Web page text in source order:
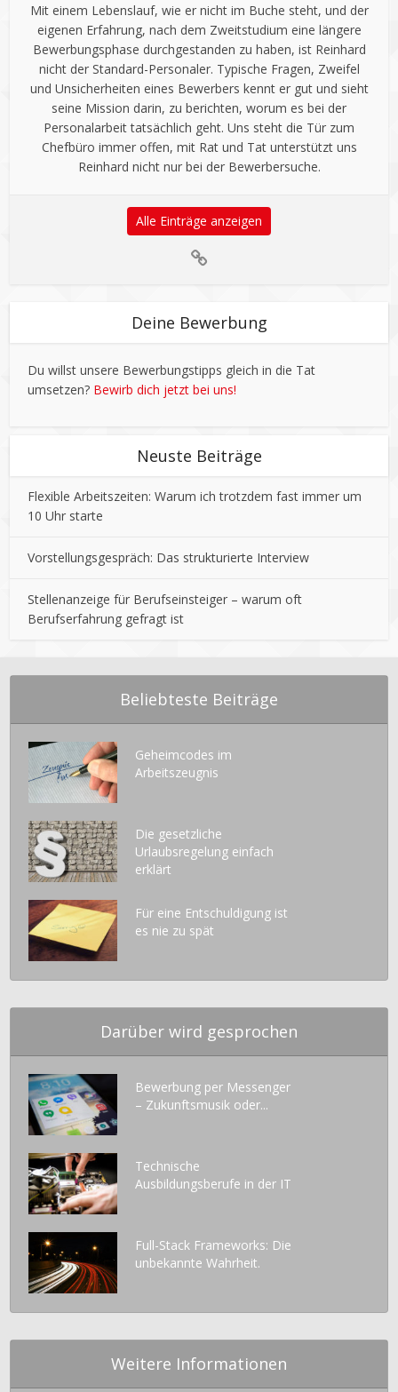
Mit einem Lebenslauf, wie er nicht im Buche steht, und der
eigenen Erfahrung, nach dem Zweitstudium eine längere
Bewerbungsphase durchgestanden zu haben, ist Reinhard
nicht der Standard-Personaler. Typische Fragen, Zweifel
und Unsicherheiten eines Bewerbers kennt er gut und sieht
seine Mission darin, zu berichten, worum es bei der
Personalarbeit tatsächlich geht. Uns steht die Tür zum
Chefbüro immer offen, mit Rat und Tat unterstützt uns
Reinhard nicht nur bei der Bewerbersuche.
Alle Einträge anzeigen
Deine Bewerbung
Du willst unsere Bewerbungstipps gleich in die Tat
umsetzen? Bewirb dich jetzt bei uns!
Neuste Beiträge
Flexible Arbeitszeiten: Warum ich trotzdem fast immer um
10 Uhr starte
Vorstellungsgespräch: Das strukturierte Interview
Stellenanzeige für Berufseinsteiger – warum oft
Berufserfahrung gefragt ist
Beliebteste Beiträge
Geheimcodes im
Arbeitszeugnis
Die gesetzliche
Urlaubsregelung einfach
erklärt
Für eine Entschuldigung ist
es nie zu spät
Darüber wird gesprochen
Bewerbung per Messenger
– Zukunftsmusik oder...
Technische
Ausbildungsberufe in der IT
Full-Stack Frameworks: Die
unbekannte Wahrheit.
Weitere Informationen